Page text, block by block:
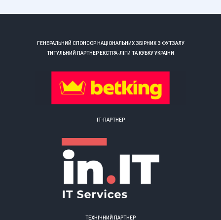
ГЕНЕРАЛЬНИЙ СПОНСОР НАЦІОНАЛЬНИХ ЗБІРНИХ З ФУТЗАЛУ
ТИТУЛЬНИЙ ПАРТНЕР ЕКСТРА-ЛІГИ ТА КУБКУ УКРАЇНИ
ІТ-ПАРТНЕР
ТЕХНІЧНИЙ ПАРТНЕР